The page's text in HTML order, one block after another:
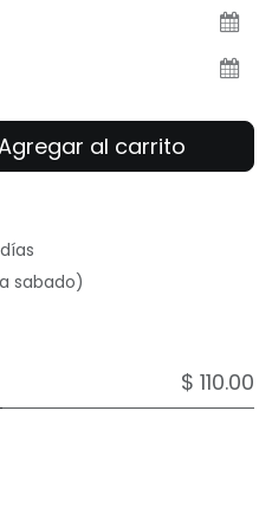
al carrito
sabado)
$ 110.00